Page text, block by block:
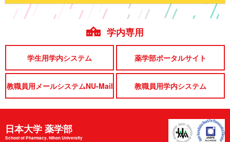
学内専用
学生用学内システム 薬学部ポータルサイト
教職員用メールシステムNU-Mail 教職員用学内システム
日本大学 薬学部
School of Pharmacy, Nihon University